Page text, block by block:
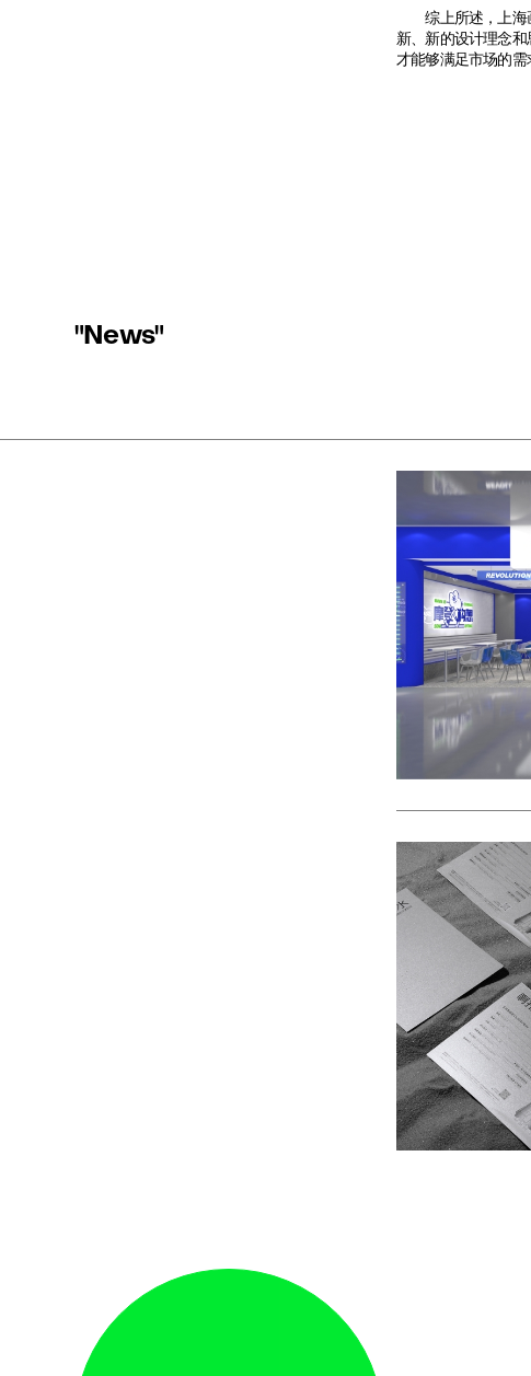
综上所述，上海画
新、新的设计理念和
才能够满足市场的需
"News"